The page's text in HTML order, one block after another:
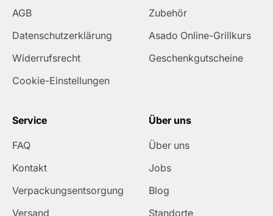
AGB
Datenschutzerklärung
Widerrufsrecht
Cookie-Einstellungen
Zubehör
Asado Online-Grillkurs
Geschenkgutscheine
Service
FAQ
Kontakt
Verpackungsentsorgung
Versand
Über uns
Über uns
Jobs
Blog
Standorte